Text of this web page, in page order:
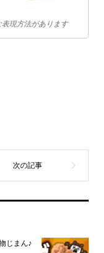
現方法があります
じまん♪